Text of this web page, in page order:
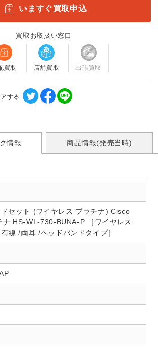
いますぐ買取申込
買取お取扱い窓口
買取 店舗買取 出張買取
する
情報 商品情報(発売当時)
セット (ワイヤレス プラチナ) Cisco
HS-WL-730-BUNA-P ［ワイヤレス
線 /両耳 /ヘッドバンドタイプ］